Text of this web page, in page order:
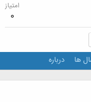
امتیاز
0
ها درباره